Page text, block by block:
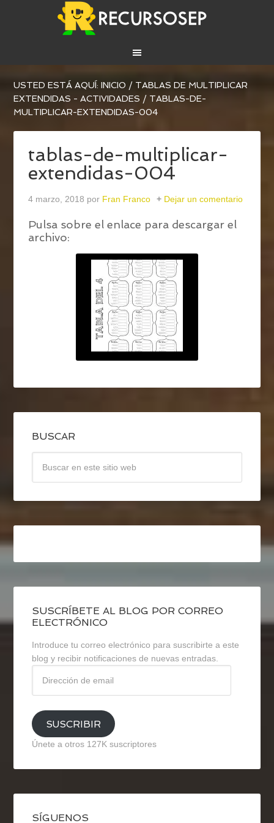
USTED ESTÁ AQUÍ:INICIO / TABLAS DE MULTIPLICAR
EXTENDIDAS - ACTIVIDADES / TABLAS-DE-
MULTIPLICAR-EXTENDIDAS-004
tablas-de-multiplicar-
extendidas-004
4 marzo, 2018 por Fran Franco Dejar un comentario
Pulsa sobre el enlace para descargar el
archivo:
BUSCAR
SUSCRÍBETE AL BLOG POR CORREO
ELECTRÓNICO
Introduce tu correo electrónico para suscribirte a este
blog y recibir notificaciones de nuevas entradas.
email
SUSCRIBIR
Únete a otros 127K suscriptores
SÍGUENOS